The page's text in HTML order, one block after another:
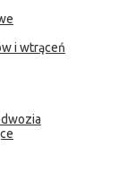
i wtrąceń